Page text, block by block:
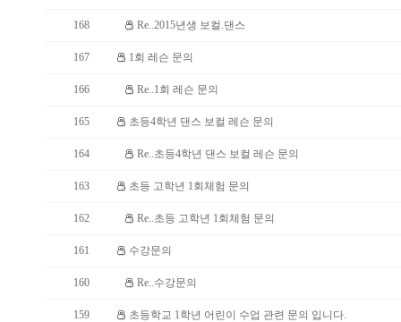
168 Re..2015년생 보컬.댄스
167 1회 레슨 문의
166 Re..1회 레슨 문의
165 초등4학년 댄스 보컬 레슨 문의
164 Re..초등4학년 댄스 보컬 레슨 문의
163 초등 고학년 1회체험 문의
162 Re..초등 고학년 1회체험 문의
161 수강문의
160 Re..수강문의
159 초등학교 1학년 어린이 수업 관련 문의 입니다.